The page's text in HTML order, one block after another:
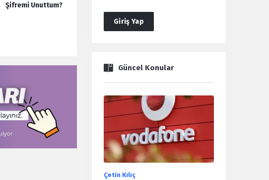
Şifremi Unuttum?
Giriş Yap
Güncel Konular
Çetin Kılıç